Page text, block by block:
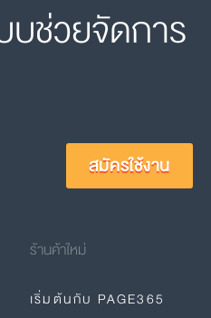
บช่วยจัดการ
สมัครใช้งาน
ร้านค้าใหม่
เริ่มต้นกับ PAGE365